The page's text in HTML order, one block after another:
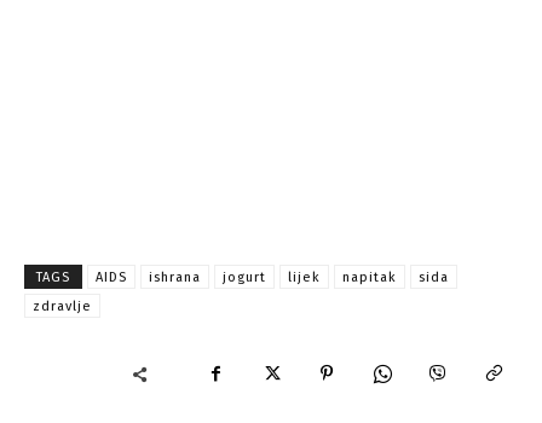
TAGS AIDS ishrana jogurt lijek napitak
sida
zdravlje